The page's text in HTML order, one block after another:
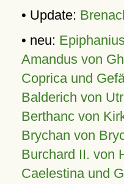
• Update:
• neu:
Amandus von
Coprica und
Balderich von
Berthanc von
Brychan von
Burchard II. von
Caelestina und